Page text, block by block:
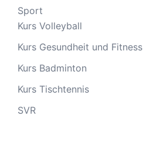
Sport
Kurs Volleyball
Kurs Gesundheit und Fitness
Kurs Badminton
Kurs Tischtennis
SVR